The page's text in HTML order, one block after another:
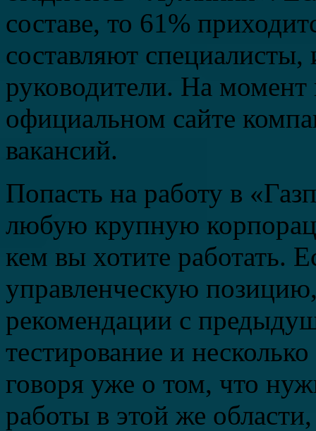
составе, то 61%
составляют
руководители. На момент
официальном сайте
вакансий.
Попасть на работу в
любую крупную
кем вы хотите работать.
управленческую
рекомендации с
тестирование и
говоря уже о том, что
работы в этой же